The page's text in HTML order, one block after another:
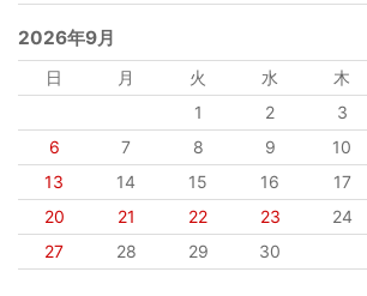
2026年9月
日 月 火 水 木
1
2 3
6
7 8 9 10
13
14 15 16 17
20
21 22 23 24
27
28 29 30